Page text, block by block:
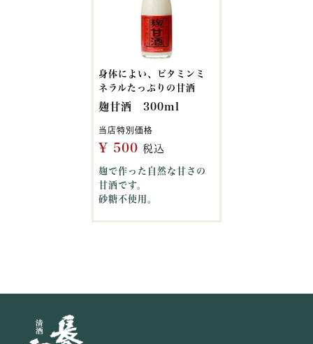
身体によい、ビタミンミ
ネラルたっぷりの甘酒
麹甘酒 300ml
当店特別価格
¥ 500 税込
麹で作った自然な甘さの
甘酒です。
砂糖不使用。